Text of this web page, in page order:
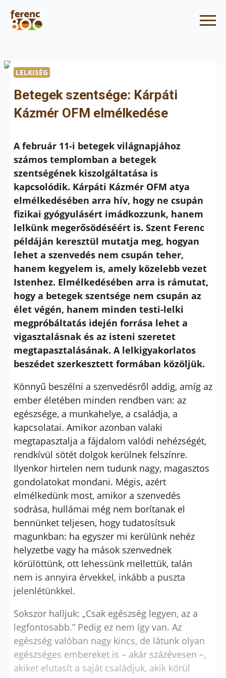
LELKISÉG
Betegek szentsége: Kárpáti
Kázmér OFM elmélkedése
A február 11-i betegek világnapjához
számos templomban a betegek
szentségének kiszolgáltatása is
kapcsolódik. Kárpáti Kázmér OFM atya
elmélkedésében arra hív, hogy ne csupán
fizikai gyógyulásért imádkozzunk, hanem
lelkünk megerősödéséért is. Szent Ferenc
példáján keresztül mutatja meg, hogyan
lehet a szenvedés nem csupán teher,
hanem kegyelem is, amely közelebb vezet
Istenhez. Elmélkedésében arra is rámutat,
hogy a betegek szentsége nem csupán az
élet végén, hanem minden testi-lelki
megpróbáltatás idején forrása lehet a
vigasztalásnak és az isteni szeretet
megtapasztalásának. A lelkigyakorlatos
beszédet szerkesztett formában közöljük.
Könnyű beszélni a szenvedésről addig, amíg az
ember életében minden rendben van: az
egészsége, a munkahelye, a családja, a
kapcsolatai. Amikor azonban valaki
megtapasztalja a fájdalom valódi nehézségét,
rendkívül sötét dolgok kerülnek felszínre.
Ilyenkor hirtelen nem tudunk nagy, magasztos
gondolatokat mondani. Mégis, azért
elmélkedünk most, amikor a szenvedés
sodrása, hullámai még nem borítanak el
bennünket teljesen, hogy tudatosítsuk
magunkban: ha egyszer mi kerülünk nehéz
helyzetbe vagy ha mások szenvednek
körülöttünk, ott lehessünk mellettük, talán
nem is annyira érvekkel, inkább a puszta
jelenlétünkkel.
Sokszor halljuk: „Csak egészség legyen, az a
legfontosabb.” Pedig ez nem így van. Az
egészség valóban nagy kincs, de látunk olyan
egészséges embereket is – akár százévesen –,
akiket elutasít a saját családjuk, akik körül